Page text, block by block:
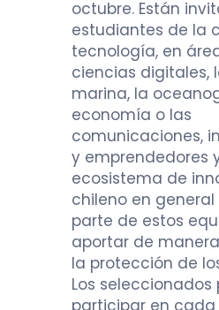
octubre. Están
estudiantes de la
tecnología, en
ciencias digitales,
marina, la
economía o las
comunicaciones,
y emprendedores
ecosistema de
chileno en
parte de estos
aportar de
la protección de
Los seleccionados
participar en cada